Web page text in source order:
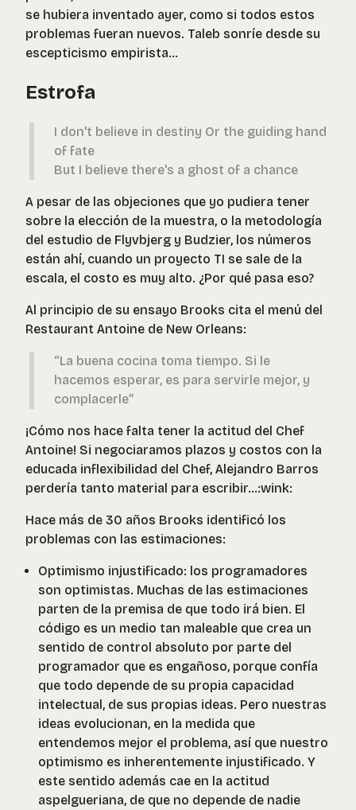
se hubiera inventado ayer, como si todos estos
problemas fueran nuevos. Taleb sonríe desde su
escepticismo empirista…
Estrofa
I don't believe in destiny Or the guiding hand
of fate
But I believe there's a ghost of a chance
A pesar de las objeciones que yo pudiera tener
sobre la elección de la muestra, o la metodología
del estudio de Flyvbjerg y Budzier, los números
están ahí, cuando un proyecto TI se sale de la
escala, el costo es muy alto. ¿Por qué pasa eso?
Al principio de su ensayo Brooks cita el menú del
Restaurant Antoine de New Orleans:
“La buena cocina toma tiempo. Si le
hacemos esperar, es para servirle mejor, y
complacerle”
¡Cómo nos hace falta tener la actitud del Chef
Antoine! Si negociaramos plazos y costos con la
educada inflexibilidad del Chef, Alejandro Barros
perdería tanto material para escribir…:wink:
Hace más de 30 años Brooks identificó los
problemas con las estimaciones:
Optimismo injustificado: los programadores
son optimistas. Muchas de las estimaciones
parten de la premisa de que todo irá bien. El
código es un medio tan maleable que crea un
sentido de control absoluto por parte del
programador que es engañoso, porque confía
que todo depende de su propia capacidad
intelectual, de sus propias ideas. Pero nuestras
ideas evolucionan, en la medida que
entendemos mejor el problema, así que nuestro
optimismo es inherentemente injustificado. Y
este sentido además cae en la actitud
aspelgueriana, de que no depende de nadie